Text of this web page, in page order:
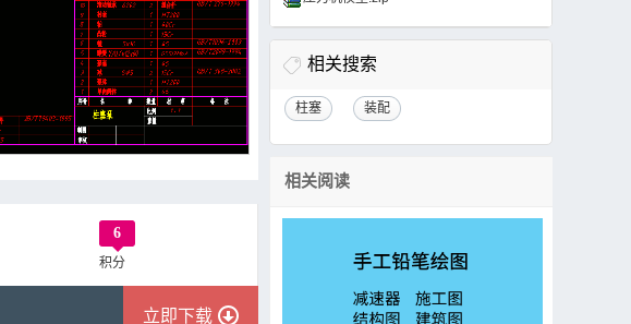
6
积分
立即下载
相关搜索
柱塞 装配
相关阅读